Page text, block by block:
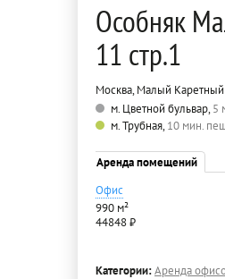
Особняк
11 стр.1
Москва, Малый Каретный
м. Цветной бульвар,5
м. Трубная,10 мин.
Аренда помещений
Офис
990 м²
44848 ₽
Категории:Аренда